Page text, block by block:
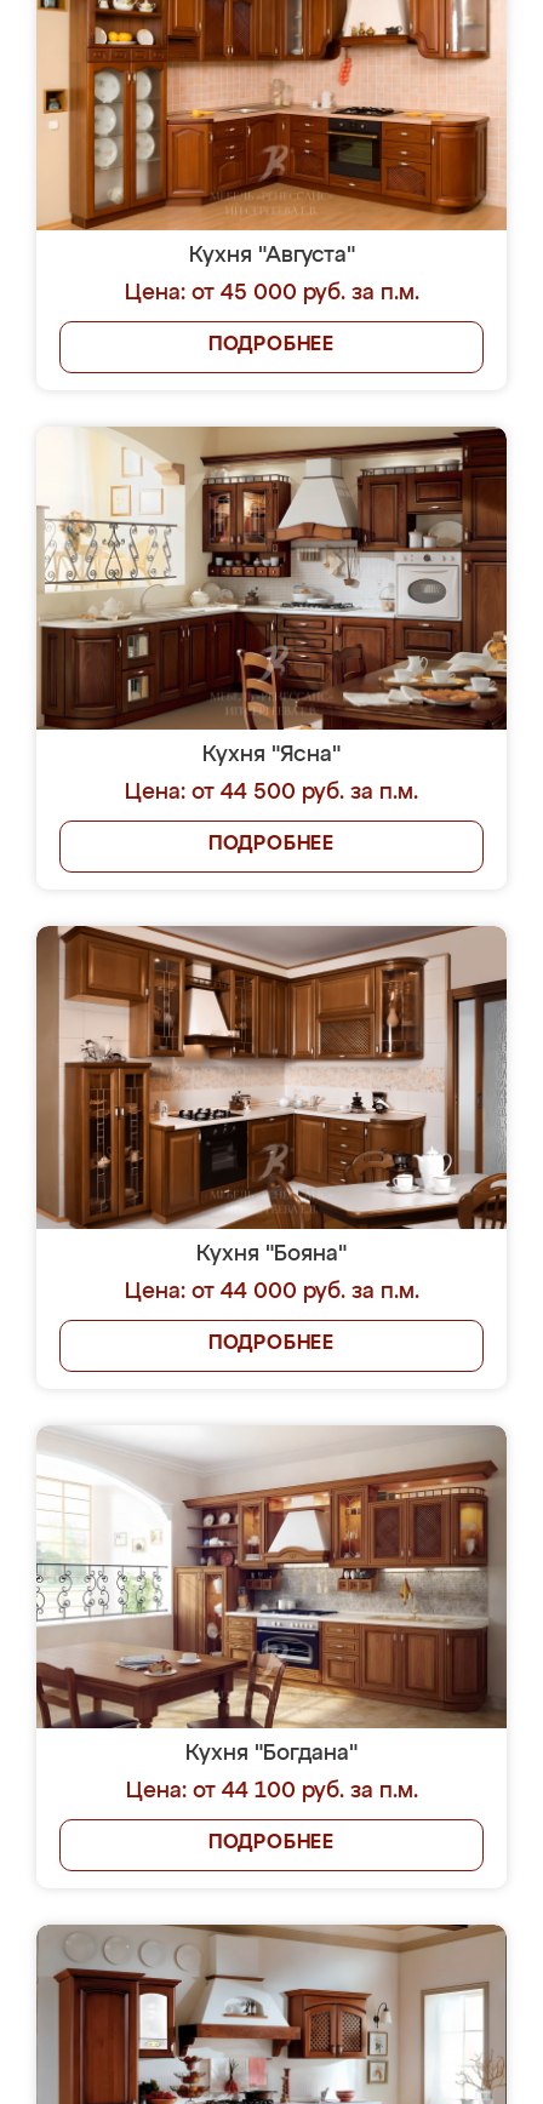
Кухня "Августа"
Цена: от 45 000 руб. за п.м.
ПОДРОБНЕЕ
Кухня "Ясна"
Цена: от 44 500 руб. за п.м.
ПОДРОБНЕЕ
Кухня "Бояна"
Цена: от 44 000 руб. за п.м.
ПОДРОБНЕЕ
Кухня "Богдана"
Цена: от 44 100 руб. за п.м.
ПОДРОБНЕЕ